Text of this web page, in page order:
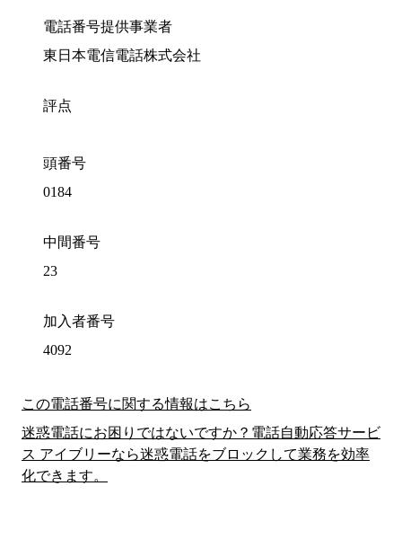
電話番号提供事業者
東日本電信電話株式会社
評点
頭番号
0184
中間番号
23
加入者番号
4092
この電話番号に関する情報はこちら
迷惑電話にお困りではないですか？電話自動応答サービ
ス アイブリーなら迷惑電話をブロックして業務を効率
化できます。